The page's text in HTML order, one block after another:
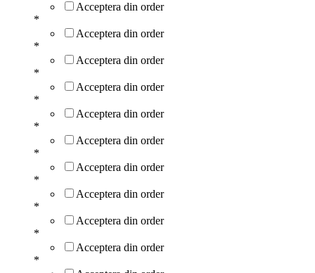
Acceptera din order
*
Acceptera din order
*
Acceptera din order
*
Acceptera din order
*
Acceptera din order
*
Acceptera din order
*
Acceptera din order
*
Acceptera din order
*
Acceptera din order
*
Acceptera din order
*